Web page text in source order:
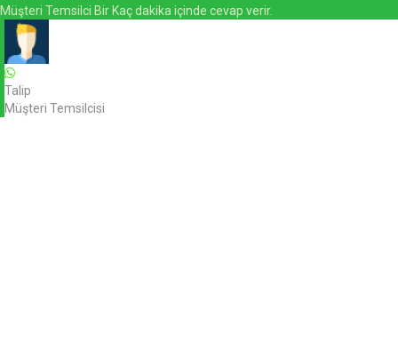
Müşteri Temsilci Bir Kaç dakika içinde cevap verir.
Talip
Müşteri Temsilcisi